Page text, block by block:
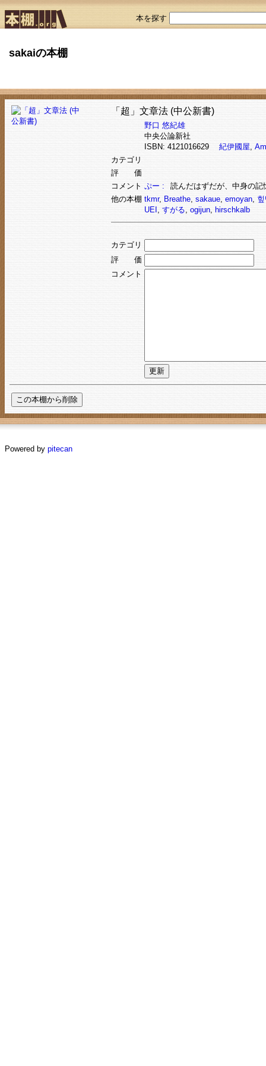
本を探す
sakaiの本棚
「超」文章法 (中公新書)
野口 悠紀雄
中央公論新社
ISBN: 4121016629 紀伊國屋,
カテゴリ
評 価
コメント ぷー :
読んだはずだが、中身の
他の本棚 tkmr, Breathe, sakaue, emoyan,
UEI , すがる, ogijun, hirschkalb
カテゴリ
評 価
コメント
Powered by pitecan